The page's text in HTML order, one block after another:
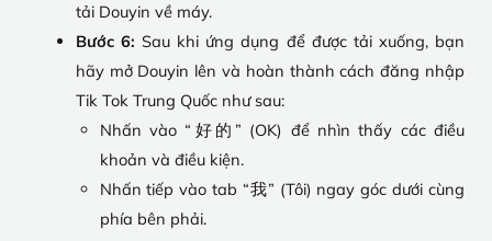
tải Douyin về máy.
Bước 6: Sau khi ứng dụng để được tải xuống, bạn
hãy mở Douyin lên và hoàn thành cách đăng nhập
Tik Tok Trung Quốc như sau:
Nhấn vào “好的” (OK) để nhìn thấy các điều
khoản và điều kiện.
Nhấn tiếp vào tab “我” (Tôi) ngay góc dưới cùng
phía bên phải.